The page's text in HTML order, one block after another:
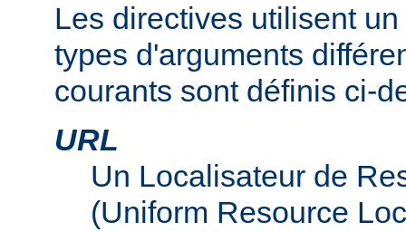
Les directives utilisent
types d'arguments
courants sont définis ci-
URL
Un Localisateur de
(Uniform Resource